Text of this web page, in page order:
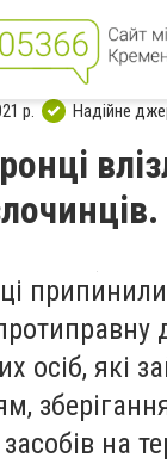
р. Надійне
осіб, які
на